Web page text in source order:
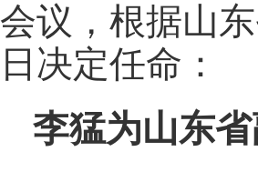
会议，根据山
日决定任命：
李猛为山东省